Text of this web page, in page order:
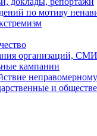
по мотиву
организаций,
кампании
и